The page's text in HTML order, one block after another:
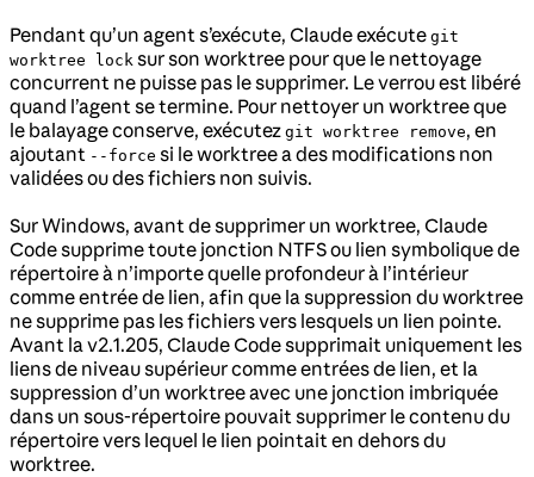
Pendant qu’un agent s’exécute, Claude exécute git
worktree lock sur son worktree pour que le nettoyage
concurrent ne puisse pas le supprimer. Le verrou est libéré
quand l’agent se termine. Pour nettoyer un worktree que
le balayage conserve, exécutez git worktree remove, en
ajoutant --force si le worktree a des modifications non
validées ou des fichiers non suivis.
Sur Windows, avant de supprimer un worktree, Claude
Code supprime toute jonction NTFS ou lien symbolique de
répertoire à n’importe quelle profondeur à l’intérieur
comme entrée de lien, afin que la suppression du worktree
ne supprime pas les fichiers vers lesquels un lien pointe.
Avant la v2.1.205, Claude Code supprimait uniquement les
liens de niveau supérieur comme entrées de lien, et la
suppression d’un worktree avec une jonction imbriquée
dans un sous-répertoire pouvait supprimer le contenu du
répertoire vers lequel le lien pointait en dehors du
worktree.